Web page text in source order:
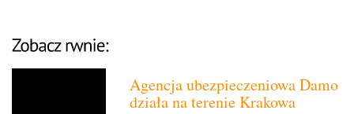
Agencja ubezpieczeniowa Damo
działa na terenie Krakowa